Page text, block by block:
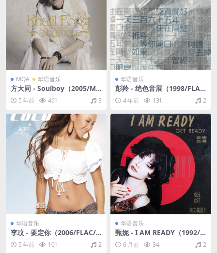
MQA 华语音乐
方大同 - Soulboy（2005/MQ
A_FLAC/分轨/300M）
5 年前 461 3
华语音乐
彭羚 - 绝色音展（1998/FLA
C/分轨/272M）
4 年前 131 2
华语音乐
李玟 - 要定你（2006/FLAC/
分轨/232M）
5 年前 101 2
华语音乐
甄妮 - I AM READY（1992/F
LAC/分轨/324M）
6 月前 34 2